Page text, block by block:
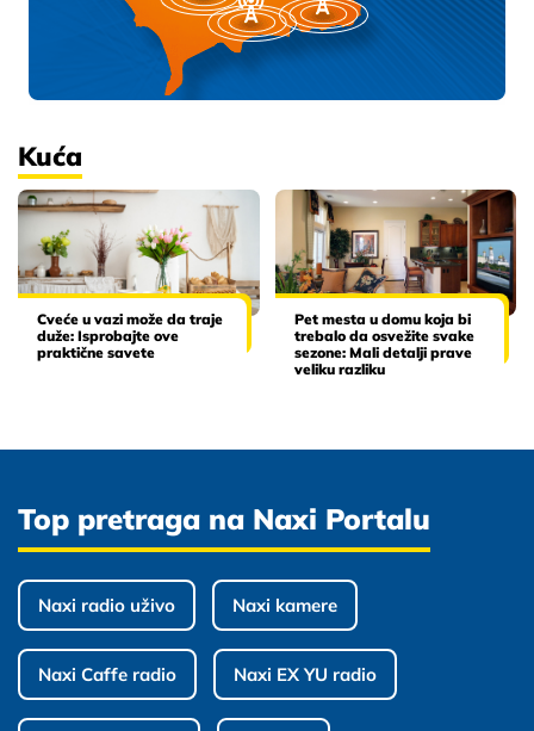
Kuća
Cveće u vazi može da traje
duže: Isprobajte ove
praktične savete
Pet mesta u domu koja bi
trebalo da osvežite svake
sezone: Mali detalji prave
veliku razliku
Top pretraga na Naxi Portalu
Naxi radio uživo Naxi kamere
Naxi Caffe radio Naxi EX YU radio